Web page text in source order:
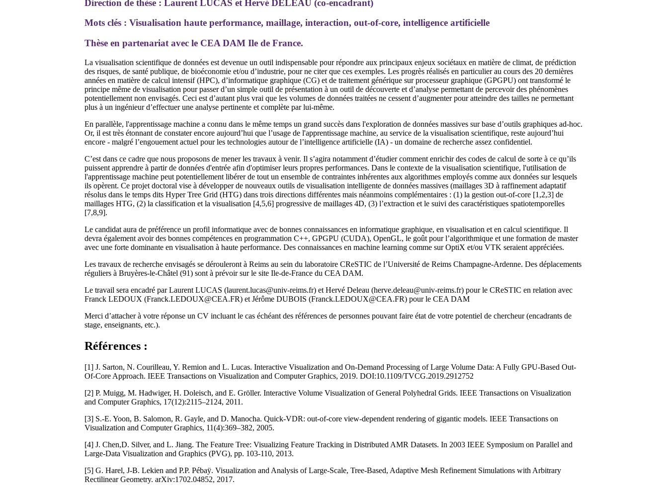
Direction de thèse : Laurent LUCAS et Hervé DELEAU (co-encadrant)
Mots clés : Visualisation haute performance, maillage, interaction, out-of-core, intelligence artificielle
Thèse en partenariat avec le CEA DAM Ile de France.
La visualisation scientifique de données est devenue un outil indispensable pour répondre aux principaux enjeux sociétaux en matière de climat, de prédiction
des risques, de santé publique, de bioéconomie et/ou d’industrie, pour ne citer que ces exemples. Les progrès réalisés en particulier au cours des 20 dernières
années en matière de calcul intensif (HPC), d’informatique graphique (CG) et de traitement générique sur processeur graphique (GPGPU) ont transformé le
principe même de visualisation pour passer d’un simple outil de présentation à un outil de découverte et d’analyse permettant de percevoir des phénomènes
potentiellement non envisagés. Ceci est d’autant plus vrai que les volumes de données traitées ne cessent d’augmenter pour atteindre des tailles ne permettant
plus à un ingénieur d’effectuer une analyse pertinente et complète par lui-même.
En parallèle, l'apprentissage machine a connu dans le même temps un grand succès dans l'exploration de données massives sur base d’outils graphiques ad-hoc.
Or, il est très étonnant de constater encore aujourd’hui que l’usage de l'apprentissage machine, au service de la visualisation scientifique, reste aujourd’hui
encore - malgré l’engouement actuel pour les technologies autour de l’intelligence artificielle (IA) - un domaine de recherche assez confidentiel.
C’est dans ce cadre que nous proposons de mener les travaux à venir. Il s’agira notamment d’étudier comment enrichir des codes de calcul de sorte à ce qu’ils
puissent apprendre à partir de données d'entrée afin d'optimiser leurs propres performances. Dans le contexte de la visualisation scientifique, l'utilisation de
l'apprentissage machine peut potentiellement libérer de tout un ensemble de contraintes inhérentes aux algorithmes employés comme aux données sur lesquels
ils opèrent. Ce projet doctoral vise à développer de nouveaux outils de visualisation intelligente de données massives (maillages 3D à raffinement adaptatif
résolus dans le temps dits Hyper Tree Grid (HTG) dans trois directions différentes mais néanmoins complémentaires : (1) la gestion out-of-core [1,2,3] de
maillages HTG, (2) la classification et la visualisation [4,5,6] progressive de maillages 4D, (3) l’extraction et le suivi des caractéristiques spatiotemporelles
[7,8,9].
Le candidat aura de préférence un profil informatique avec de bonnes connaissances en informatique graphique, en visualisation et en calcul scientifique. Il
devra également avoir des bonnes compétences en programmation C++, GPGPU (CUDA), OpenGL, le goût pour l’algorithmique et une formation de master
avec une forte dominante en visualisation à haute performance. Des connaissances en machine learning comme sur OptiX et/ou VTK seraient appréciées.
Les travaux de recherche envisagés se dérouleront à Reims au sein du laboratoire CReSTIC de l’Université de Reims Champagne-Ardenne. Des déplacements
réguliers à Bruyères-le-Châtel (91) sont à prévoir sur le site Ile-de-France du CEA DAM.
Le travail sera encadré par Laurent LUCAS (laurent.lucas@univ-reims.fr) et Hervé Deleau (herve.deleau@univ-reims.fr) pour le CReSTIC en relation avec
Franck LEDOUX (Franck.LEDOUX@CEA.FR) et Jérôme DUBOIS (Franck.LEDOUX@CEA.FR) pour le CEA DAM
Merci d’attacher à votre réponse un CV incluant le cas échéant des références de personnes pouvant faire état de votre potentiel de chercheur (encadrants de
stage, enseignants, etc.).
Références :
[1] J. Sarton, N. Courilleau, Y. Remion and L. Lucas. Interactive Visualization and On-Demand Processing of Large Volume Data: A Fully GPU-Based Out-
Of-Core Approach. IEEE Transactions on Visualization and Computer Graphics, 2019. DOI:10.1109/TVCG.2019.2912752
[2] P. Muigg, M. Hadwiger, H. Doleisch, and E. Gröller. Interactive Volume Visualization of General Polyhedral Grids. IEEE Transactions on Visualization
and Computer Graphics, 17(12):2115–2124, 2011.
[3] S.-E. Yoon, B. Salomon, R. Gayle, and D. Manocha. Quick-VDR: out-of-core view-dependent rendering of gigantic models. IEEE Transactions on
Visualization and Computer Graphics, 11(4):369–382, 2005.
[4] J. Chen,D. Silver, and L. Jiang. The Feature Tree: Visualizing Feature Tracking in Distributed AMR Datasets. In 2003 IEEE Symposium on Parallel and
Large-Data Visualization and Graphics (PVG), pp. 103-110, 2013.
[5] G. Harel, J-B. Lekien and P.P. Pébaÿ. Visualization and Analysis of Large-Scale, Tree-Based, Adaptive Mesh Refinement Simulations with Arbitrary
Rectilinear Geometry. arXiv:1702.04852, 2017.